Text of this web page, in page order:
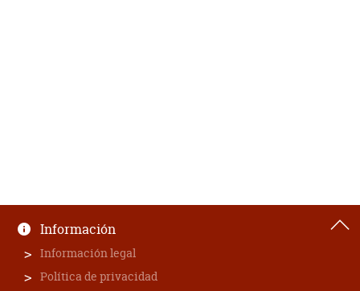
Información
Información legal
Política de privacidad